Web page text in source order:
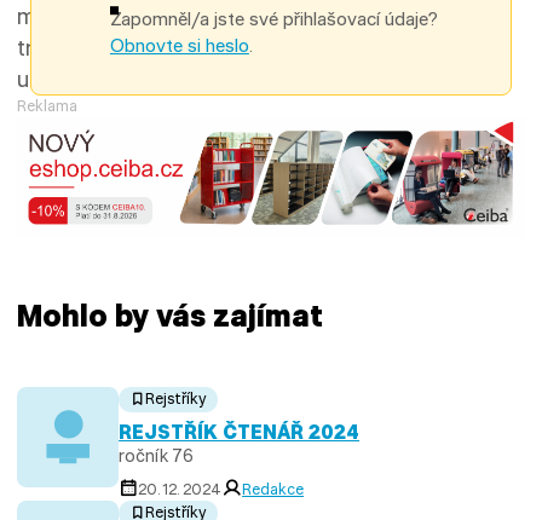
místo, které může být symbolem digitální
transformace regionu – první akustická AI budka
určená veřejnosti v Česku.
Zapomněl/a jste své přihlašovací údaje?
Obnovte si heslo.
Reklama
Mohlo by vás zajímat
Rejstříky
REJSTŘÍK ČTENÁŘ 2024
ročník 76
20. 12. 2024
Redakce
Rejstříky